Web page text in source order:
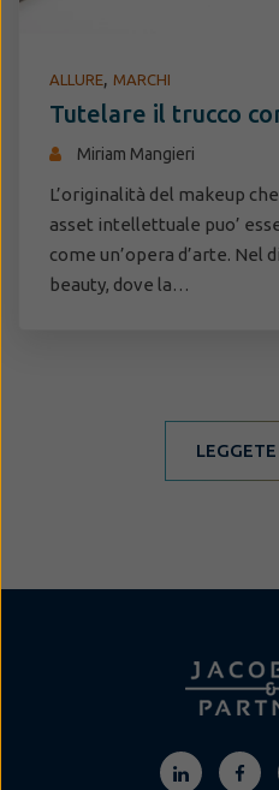
ALLURE, MARCHI
Tutelare il trucco
Miriam Mangieri
L’originalità del makeup
asset intellettuale puo’
come un’opera d’arte. Nel
beauty, dove la…